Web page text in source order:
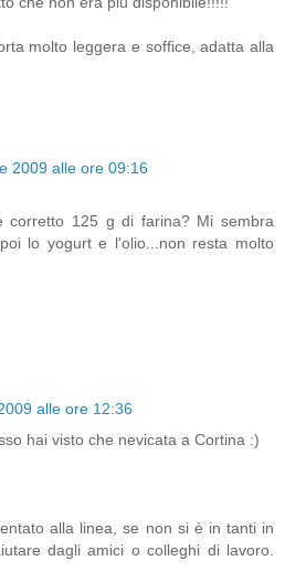
molto leggera e soffice, adatta alla
2009 alle ore 09:16
corretto 125 g di farina? Mi sembra
lo yogurt e l'olio...non resta molto
alle ore 12:36
hai visto che nevicata a Cortina :)
alla linea, se non si è in tanti in
dagli amici o colleghi di lavoro.